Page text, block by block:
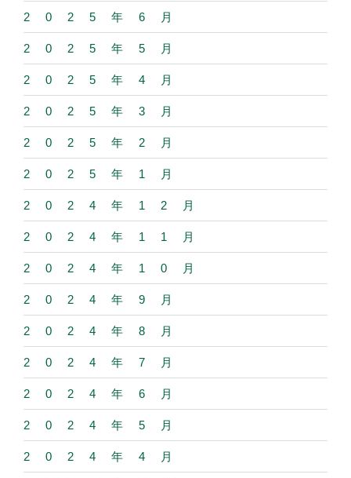
2025年6月
2025年5月
2025年4月
2025年3月
2025年2月
2025年1月
2024年12月
2024年11月
2024年10月
2024年9月
2024年8月
2024年7月
2024年6月
2024年5月
2024年4月